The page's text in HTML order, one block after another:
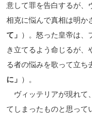
意して罪を告白するが、
相克に悩んで真相は明か
て」 ）。怒った皇帝は、
き立てるよう命じるが、
る者の悩みを歌って立ち
に」 ）。
ヴィッテリアが現れて
てしまったものと思って